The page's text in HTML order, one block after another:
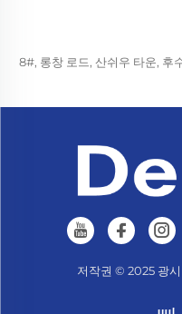
8#, 롱창 로드, 산쉬우 타운, 후
저작권 © 2025 광